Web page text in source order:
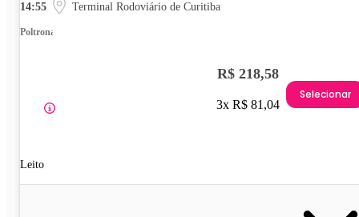
14:55 Terminal Rodoviário de Curitiba
Poltrona
Leito
R$ 218,58
3x R$ 81,04
Selecionar